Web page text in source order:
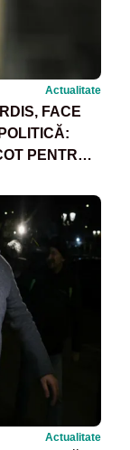
Actualitate
FACE
PENTRU
Actualitate